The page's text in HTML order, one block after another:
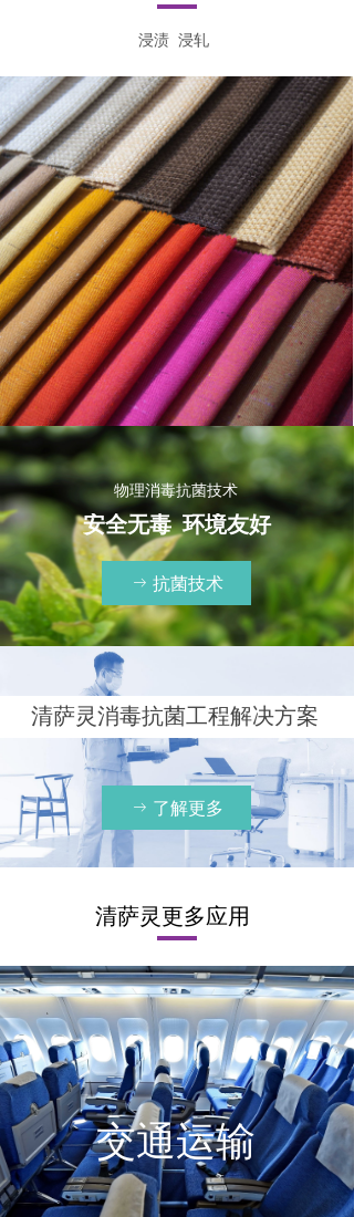
浸渍 浸轧
物理消毒抗菌技术
安全无毒 环境友好
ꁹ 抗菌技术
清萨灵消毒抗菌工程解决方案
ꁹ 了解更多
清萨灵更多应用
交通运输